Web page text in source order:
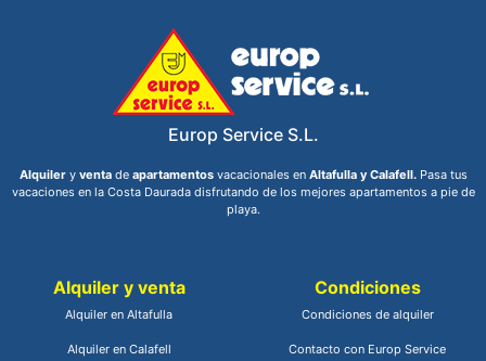
Europ Service S.L.
Alquilery ventade apartamentosvacacionales en Altafulla y Calafell. Pasa tus
vacaciones en la Costa Daurada disfrutando de los mejores apartamentos a pie de
playa.
Alquiler y venta
Alquiler en Altafulla
Alquiler en Calafell
Condiciones
Condiciones de alquiler
Contacto con Europ Service